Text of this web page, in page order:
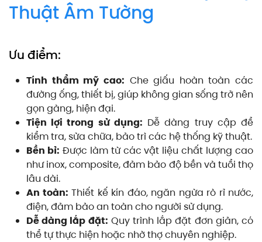
Thuật Âm Tường
Ưu điểm:
Tính thẩm mỹ cao: Che giấu hoàn toàn các
đường ống, thiết bị, giúp không gian sống trở nên
gọn gàng, hiện đại.
Tiện lợi trong sử dụng: Dễ dàng truy cập để
kiểm tra, sửa chữa, bảo trì các hệ thống kỹ thuật.
Bền bỉ: Được làm từ các vật liệu chất lượng cao
như inox, composite, đảm bảo độ bền và tuổi thọ
lâu dài.
An toàn: Thiết kế kín đáo, ngăn ngừa rò rỉ nước,
điện, đảm bảo an toàn cho người sử dụng.
Dễ dàng lắp đặt: Quy trình lắp đặt đơn giản, có
thể tự thực hiện hoặc nhờ thợ chuyên nghiệp.